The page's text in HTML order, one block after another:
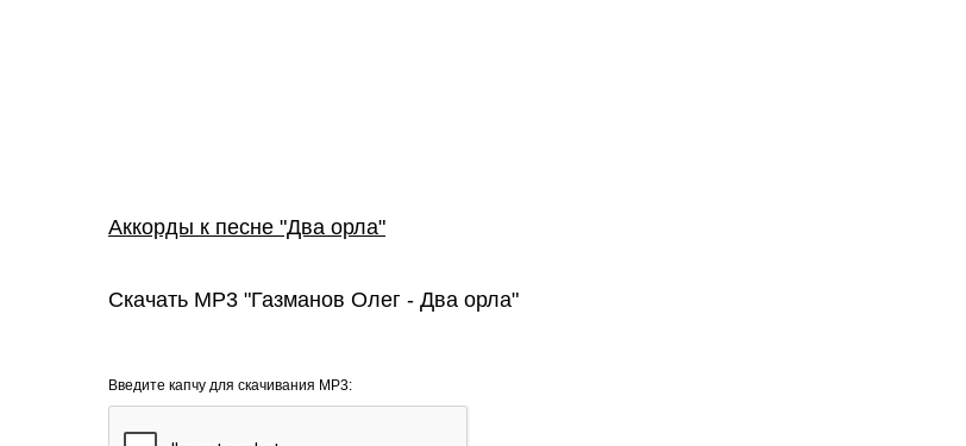
Аккорды к песне "Два орла"
Скачать MP3 "Газманов Олег - Два орла"
Введите капчу для скачивания MP3: